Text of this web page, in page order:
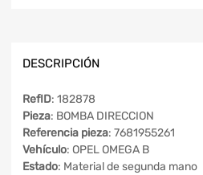
DESCRIPCIÓN
RefID: 182878
Pieza: BOMBA DIRECCION
Referencia pieza: 7681955261
Vehículo: OPEL OMEGA B
Estado: Material de segunda mano